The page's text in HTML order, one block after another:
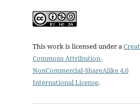
This work is licensed under a
Commons Attribution-
NonCommercial-ShareAlike 4.0
International License.